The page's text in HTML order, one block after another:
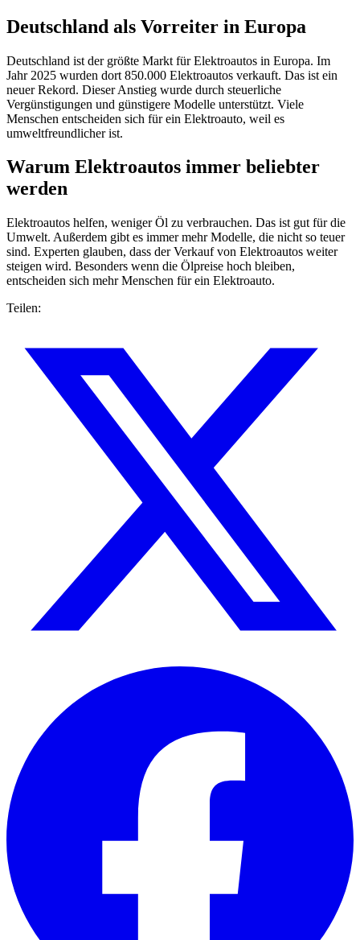
Deutschland als Vorreiter in Europa
Deutschland ist der größte Markt für Elektroautos in Europa. Im
Jahr 2025 wurden dort 850.000 Elektroautos verkauft. Das ist ein
neuer Rekord. Dieser Anstieg wurde durch steuerliche
Vergünstigungen und günstigere Modelle unterstützt. Viele
Menschen entscheiden sich für ein Elektroauto, weil es
umweltfreundlicher ist.
Warum Elektroautos immer beliebter
werden
Elektroautos helfen, weniger Öl zu verbrauchen. Das ist gut für die
Umwelt. Außerdem gibt es immer mehr Modelle, die nicht so teuer
sind. Experten glauben, dass der Verkauf von Elektroautos weiter
steigen wird. Besonders wenn die Ölpreise hoch bleiben,
entscheiden sich mehr Menschen für ein Elektroauto.
Teilen: